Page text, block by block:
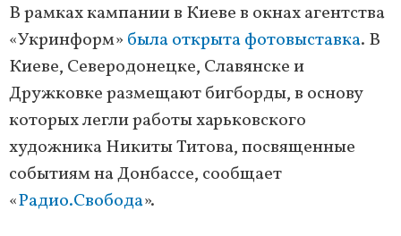
В рамках кампании в Киеве в окнах агентства
«Укринформ» была открыта фотовыставка. В
Киеве, Северодонецке, Славянске и
Дружковке размещают бигборды, в основу
которых легли работы харьковского
художника Никиты Титова, посвященные
событиям на Донбассе, сообщает
«Радио.Свобода».